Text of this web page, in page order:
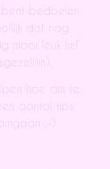
bent bedoelen
dat nog
mooi leuk lief
hoe om te
aantal tips.
;-).